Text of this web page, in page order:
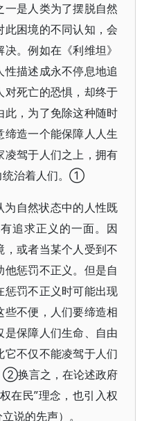
是人类为了摆脱自然
困境的不同认知，会
。例如在《利维坦》
描述成永不停息地追
死亡的恐惧，却终于
此，为了免除这种随时
造一个能保障人人生
驾于人们之上，拥有
统治着人们。①
自然状态中的人性既
追求正义的一面。因
或者当某个人受到不
惩罚不正义。但是自
罚不正义时可能出现
不便，人们要缔造相
保障人们生命、自由
不仅不能凌驾于人们
②换言之，在论述政府
在民”理念，也引入权
说的先声）。